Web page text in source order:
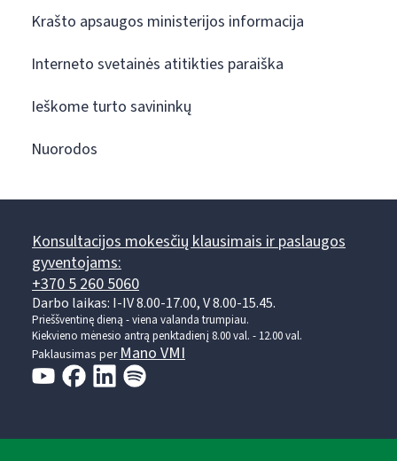
Krašto apsaugos ministerijos informacija
Interneto svetainės atitikties paraiška
Ieškome turto savininkų
Nuorodos
Konsultacijos mokesčių klausimais ir paslaugos
gyventojams:
+370 5 260 5060
Darbo laikas: I-IV 8.00-17.00, V 8.00-15.45.
Prieššventinę dieną - viena valanda trumpiau.
Kiekvieno mėnesio antrą penktadienį 8.00 val. - 12.00 val.
Paklausimas perMano VMI